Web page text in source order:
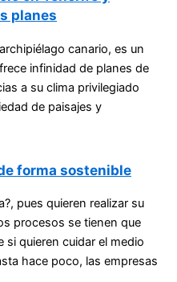
planes
canario, es un
infinidad de planes de
a su clima privilegiado
de paisajes y
forma sostenible
pues quieren realizar su
procesos se tienen que
si quieren cuidar el medio
hace poco, las empresas